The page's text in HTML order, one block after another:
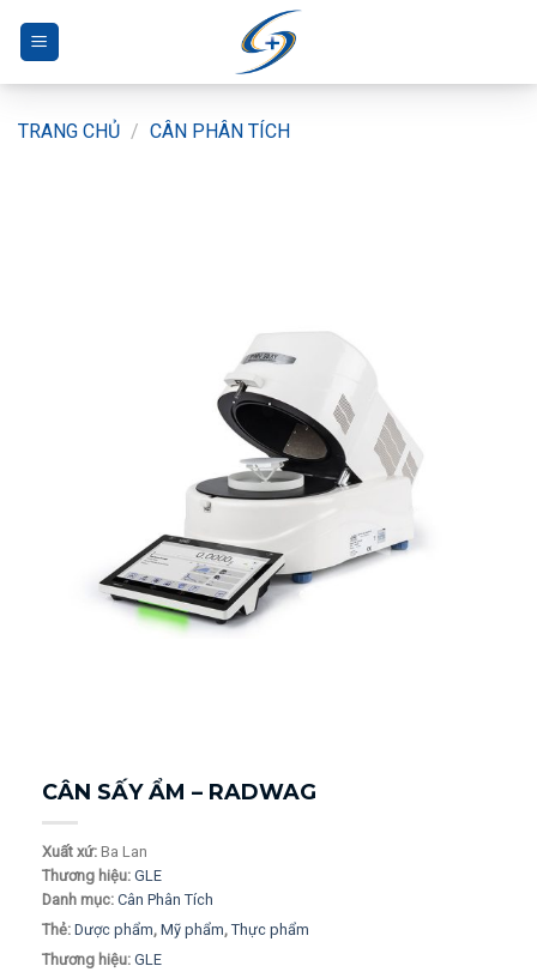
TRANG CHỦ / CÂN PHÂN TÍCH
CÂN SẤY ẨM – RADWAG
Xuất xứ: Ba Lan
Thương hiệu: GLE
Danh mục: Cân Phân Tích
Thẻ: Dược phẩm, Mỹ phẩm, Thực phẩm
Thương hiệu: GLE